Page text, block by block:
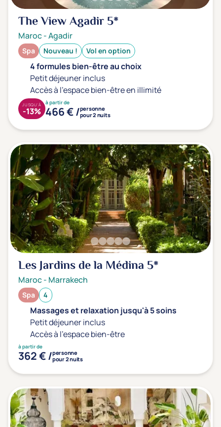
The View Agadir5*
Maroc-Agadir
Spa Nouveau ! Vol en option
4 formules bien-être au choix
Petit déjeuner inclus
Accès à l'espace bien-être en illimité
à partir de
466 € /personne
pour 2 nuits
JUSQU'À
-13%
Les Jardins de la Médina 5*
Maroc- Marrakech
Spa 4
Massages et relaxation jusqu'à 5 soins
Petit déjeuner inclus
Accès à l'espace bien-être
à partir de
362 € /personne
pour 2 nuits